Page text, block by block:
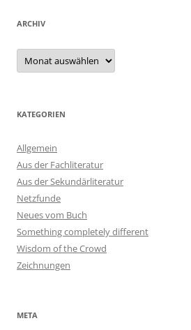
ARCHIV
Archiv
KATEGORIEN
Allgemein
Aus der Fachliteratur
Aus der Sekundärliteratur
Netzfunde
Neues vom Buch
Something completely different
Wisdom of the Crowd
Zeichnungen
META